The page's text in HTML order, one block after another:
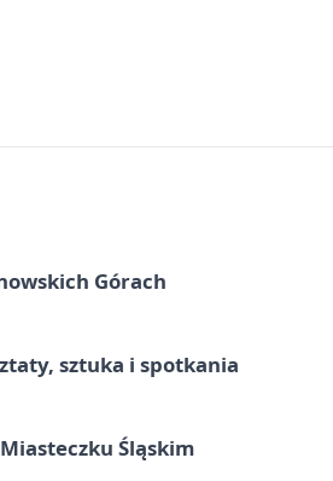
Górach
sztuka i spotkania
Śląskim